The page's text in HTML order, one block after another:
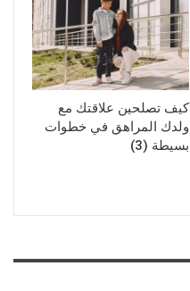
كيف تصلحين علاقتك مع
ولدك المراهق في خطوات
بسيطة (3)